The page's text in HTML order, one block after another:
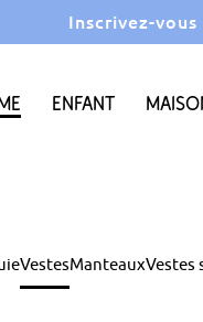
Inscrivez-
Enfant
VestesManteauxVestes